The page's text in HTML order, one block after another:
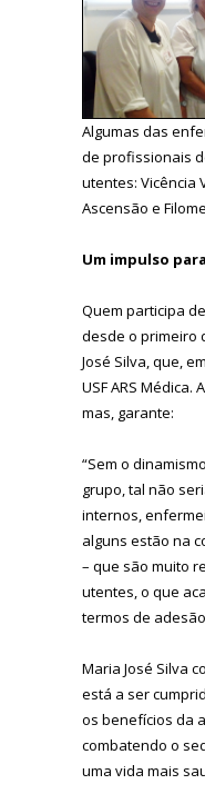
Algumas das
de profissionais
utentes: Vicência
Ascensão e
Um impulso
Quem participa
desde o primeiro
José Silva, que,
USF ARS
mas, garante:
“Sem o
grupo, tal não
internos,
alguns estão na
– que são muito
utentes, o que
termos de
Maria José Silva
está a ser
os benefícios da
combatendo o
uma vida mais